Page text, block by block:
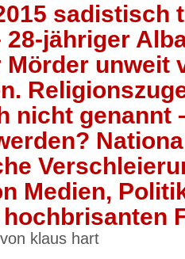
sadistisch
28-jähriger
unweit
nicht genannt
Medien,
klaus hart